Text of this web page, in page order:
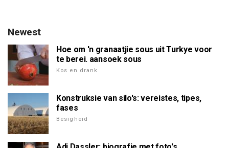
Newest
Hoe om 'n granaatjie sous uit Turkye voor
te berei. aansoek sous
Kos en drank
Konstruksie van silo's: vereistes, tipes,
fases
Besigheid